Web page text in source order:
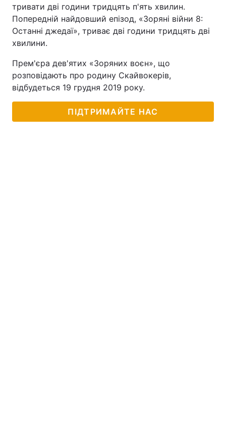
Контакти
Послуги
тривати дві години тридцять п'ять хвилин.
Попередній найдовший епізод, «Зоряні війни 8:
Останні джедаї», триває дві години тридцять дві
хвилини.
Прем'єра дев'ятих «Зоряних воєн», що
розповідають про родину Скайвокерів,
відбудеться 19 грудня 2019 року.
ПІДТРИМАЙТЕ НАС